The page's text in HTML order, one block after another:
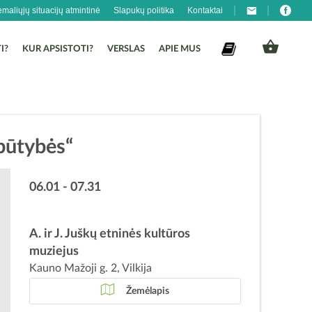
situacijų atmintinė Slapukų politika Kontaktai
KUR APSISTOTI? VERSLAS APIE MUS
06.01 - 07.31
A. ir J. Juškų etninės kultūros
muziejus
Kauno Mažoji g. 2, Vilkija
Žemėlapis